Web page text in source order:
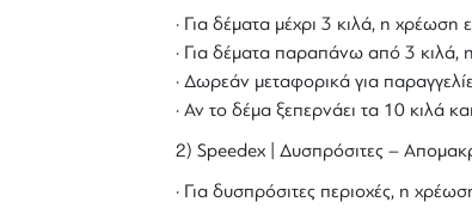
· Για δέματα μέχρι 3 κιλά, η
· Για δέματα παραπάνω από 3 κιλά,
· Δωρεάν μεταφορικά για
· Αν το δέμα ξεπερνάει τα 10 κιλά
2) Speedex | Δυσπρόσιτες –
· Για δυσπρόσιτες περιοχές, η